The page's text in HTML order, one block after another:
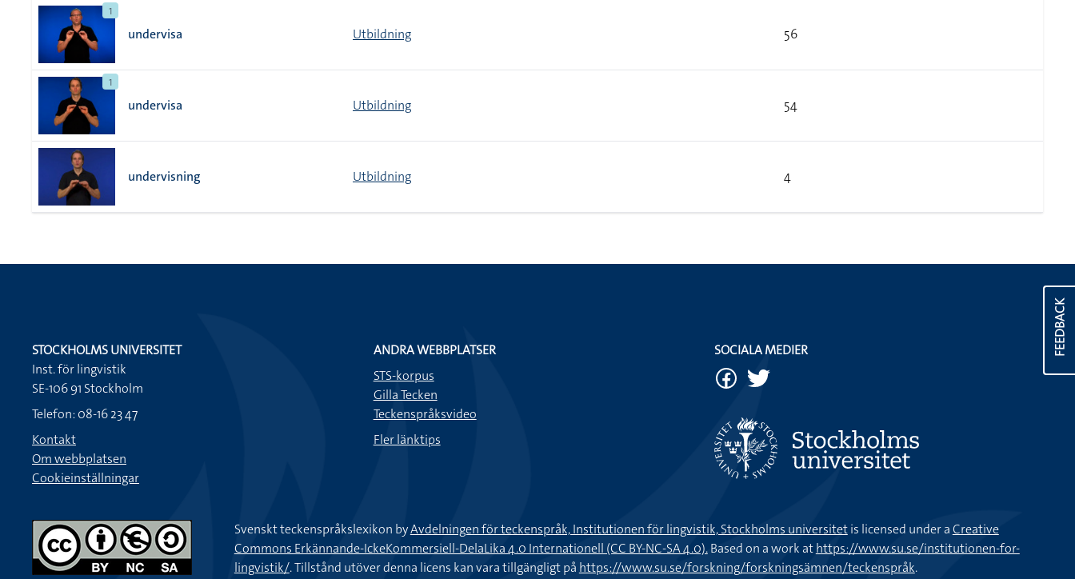
1
undervisa Utbildning 56
1
undervisa Utbildning 54
undervisning Utbildning 4
FEEDBACK
STOCKHOLMS UNIVERSITET
Inst. för lingvistik
SE-106 91 Stockholm
Telefon: 08-16 23 47
Kontakt
Om webbplatsen
Cookieinställningar
ANDRA WEBBPLATSER
STS-korpus
Gilla Tecken
Teckenspråksvideo
Fler länktips
SOCIALA MEDIER
Svenskt teckenspråkslexikon byAvdelningen för teckenspråk, Institutionen för lingvistik, Stockholms universitetis licensed under aCreative
Commons Erkännande-IckeKommersiell-DelaLika 4.0 Internationell (CC BY-NC-SA 4.0).Based on a work athttps://www.su.se/institutionen-for-
lingvistik/. Tillstånd utöver denna licens kan vara tillgängligt på https://www.su.se/forskning/forskningsämnen/teckenspråk.